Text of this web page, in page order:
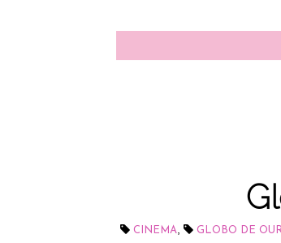
CINEMA GLOBO DE